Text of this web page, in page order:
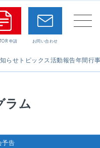
らせ トピックス活動報告年間行
ラム
予告